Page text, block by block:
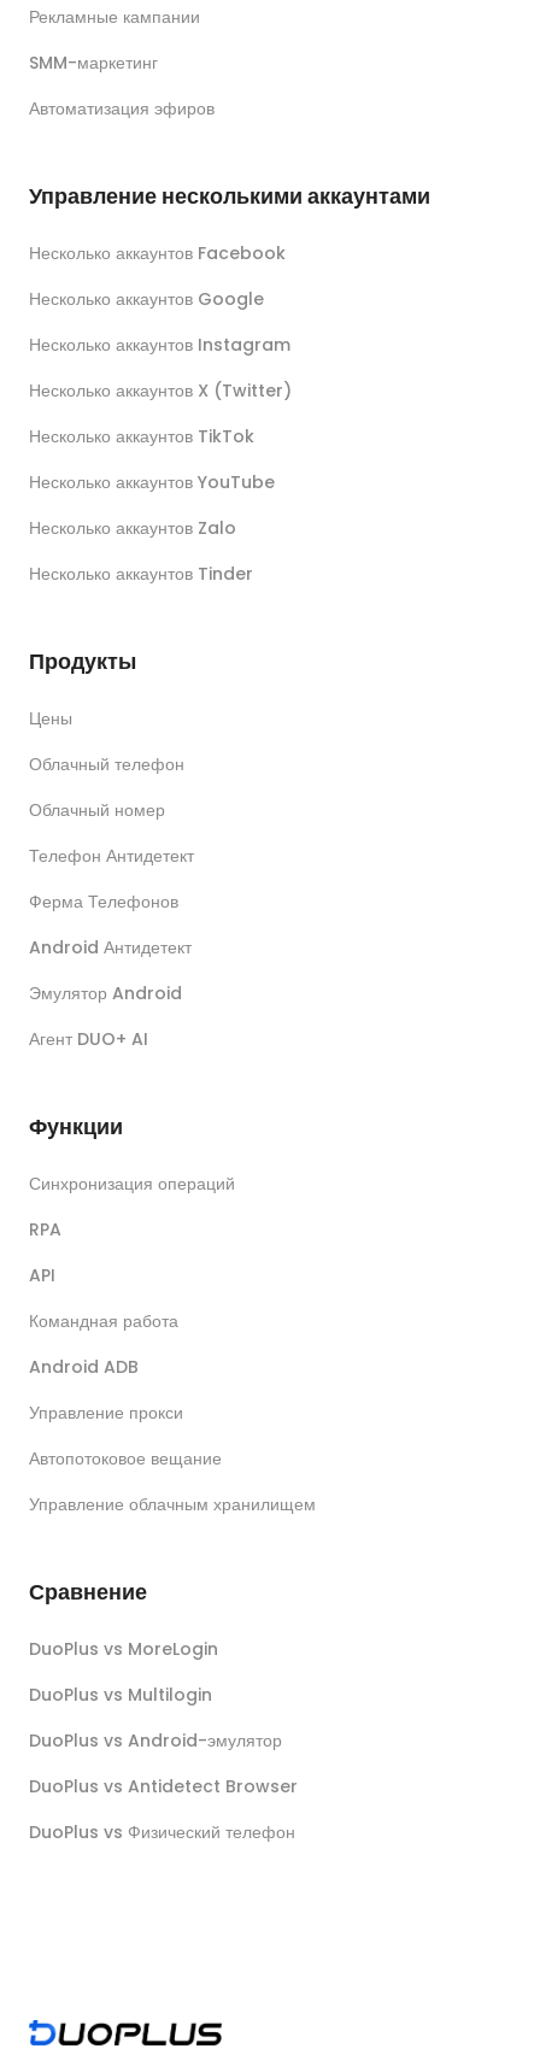
Рекламные кампании
SMM-маркетинг
Автоматизация эфиров
Управление несколькими аккаунтами
Несколько аккаунтов Facebook
Несколько аккаунтов Google
Несколько аккаунтов Instagram
Несколько аккаунтов X (Twitter)
Несколько аккаунтов TikTok
Несколько аккаунтов YouTube
Несколько аккаунтов Zalo
Несколько аккаунтов Tinder
Продукты
Цены
Облачный телефон
Облачный номер
Телефон Антидетект
Ферма Телефонов
Android Антидетект
Эмулятор Android
Агент DUO+ AI
Функции
Синхронизация операций
RPA
API
Командная работа
Android ADB
Управление прокси
Автопотоковое вещание
Управление облачным хранилищем
Сравнение
DuoPlus vs MoreLogin
DuoPlus vs Multilogin
DuoPlus vs Android-эмулятор
DuoPlus vs Antidetect Browser
DuoPlus vs Физический телефон